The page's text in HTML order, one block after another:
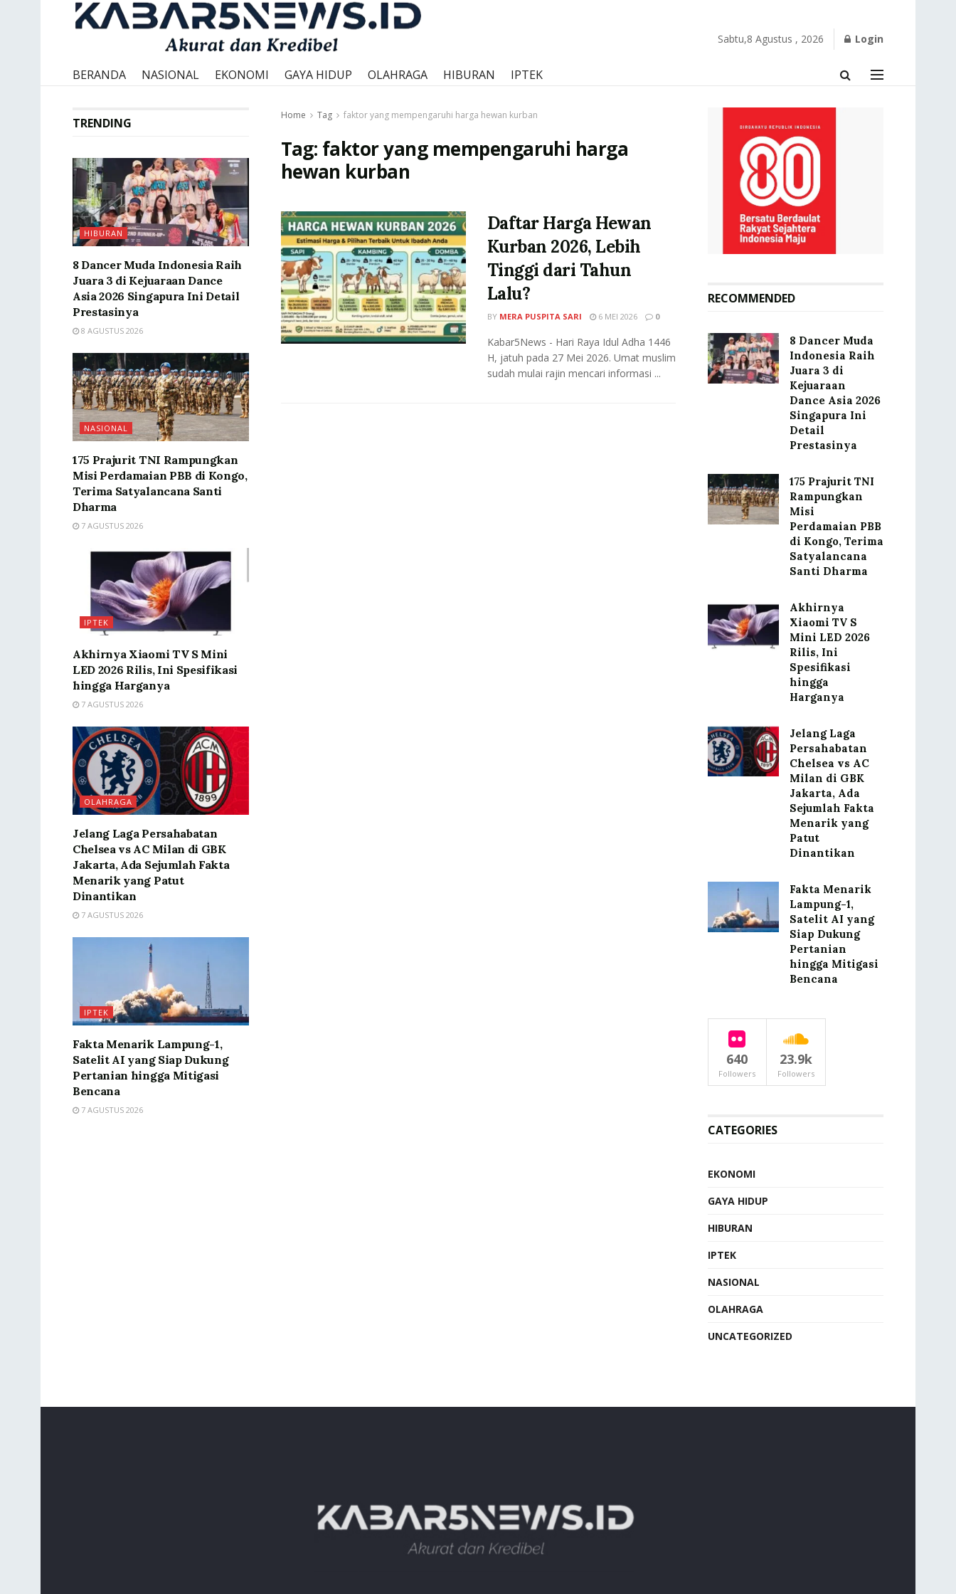
Sabtu,8 Agustus , 2026 Login
BERANDA NASIONAL EKONOMI GAYA HIDUP OLAHRAGA HIBURAN IPTEK
Home Tag faktor yang mempengaruhi harga hewan kurban
Tag: faktor yang mempengaruhi harga
hewan kurban
Daftar Harga Hewan
Kurban 2026, Lebih
Tinggi dari Tahun
Lalu?
BY MERA PUSPITA SARI 6 MEI 2026 0
Kabar5News - Hari Raya Idul Adha 1446
H, jatuh pada 27 Mei 2026. Umat muslim
sudah mulai rajin mencari informasi ...
TRENDING
HIBURAN
8 Dancer Muda Indonesia Raih
Juara 3 di Kejuaraan Dance
Asia 2026 Singapura Ini Detail
Prestasinya
8 AGUSTUS 2026
NASIONAL
175 Prajurit TNI Rampungkan
Misi Perdamaian PBB di Kongo,
Terima Satyalancana Santi
Dharma
7 AGUSTUS 2026
IPTEK
Akhirnya Xiaomi TV S Mini
LED 2026 Rilis, Ini Spesifikasi
hingga Harganya
7 AGUSTUS 2026
OLAHRAGA
Jelang Laga Persahabatan
Chelsea vs AC Milan di GBK
Jakarta, Ada Sejumlah Fakta
Menarik yang Patut
Dinantikan
7 AGUSTUS 2026
IPTEK
Fakta Menarik Lampung-1,
Satelit AI yang Siap Dukung
Pertanian hingga Mitigasi
Bencana
7 AGUSTUS 2026
RECOMMENDED
8 Dancer Muda
Indonesia Raih
Juara 3 di
Kejuaraan
Dance Asia 2026
Singapura Ini
Detail
Prestasinya
175 Prajurit TNI
Rampungkan
Misi
Perdamaian PBB
di Kongo, Terima
Satyalancana
Santi Dharma
Akhirnya
Xiaomi TV S
Mini LED 2026
Rilis, Ini
Spesifikasi
hingga
Harganya
Jelang Laga
Persahabatan
Chelsea vs AC
Milan di GBK
Jakarta, Ada
Sejumlah Fakta
Menarik yang
Patut
Dinantikan
Fakta Menarik
Lampung-1,
Satelit AI yang
Siap Dukung
Pertanian
hingga Mitigasi
Bencana
640
Followers
23.9k
Followers
CATEGORIES
EKONOMI
GAYA HIDUP
HIBURAN
IPTEK
NASIONAL
OLAHRAGA
UNCATEGORIZED